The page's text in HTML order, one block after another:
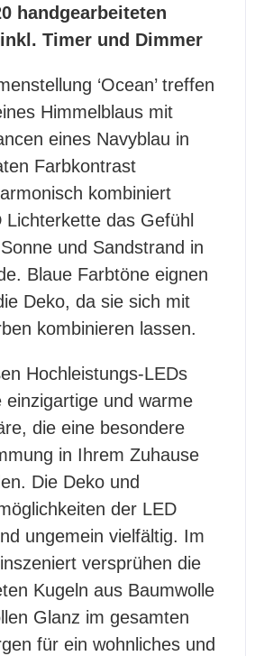
handgearbeiteten
Timer und Dimmer
‘Ocean’ treffen
Himmelblaus mit
eines Navyblau in
Farbkontrast
kombiniert
Lichterkette das Gefühl
und Sandstrand in
Blaue Farbtöne eignen
Deko, da sie sich mit
kombinieren lassen.
Hochleistungs-LEDs
einzigartige und warme
die eine besondere
in Ihrem Zuhause
Die Deko und
der LED
ungemein vielfältig. Im
versprühen die
Kugeln aus Baumwolle
Glanz im gesamten
für ein wohnliches und